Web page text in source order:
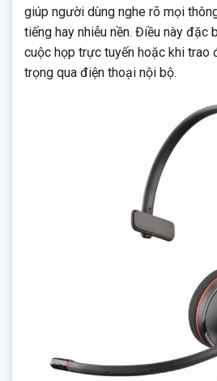
giúp người dùng nghe rõ mọi
tiếng hay nhiễu nền. Điều này đặc
cuộc họp trực tuyến hoặc khi trao
trọng qua điện thoại nội bộ.